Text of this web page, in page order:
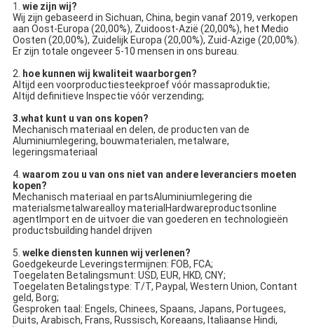
1. wie zijn wij?
Wij zijn gebaseerd in Sichuan, China, begin vanaf 2019, verkopen
aan Oost-Europa (20,00%), Zuidoost-Azië (20,00%), het Medio
Oosten (20,00%), Zuidelijk Europa (20,00%), Zuid-Azige (20,00%).
Er zijn totale ongeveer 5-10 mensen in ons bureau.
2. hoe kunnen wij kwaliteit waarborgen?
Altijd een voorproductiesteekproef vóór massaproduktie;
Altijd definitieve Inspectie vóór verzending;
3.what kunt u van ons kopen?
Mechanisch materiaal en delen, de producten van de
Aluminiumlegering, bouwmaterialen, metalware,
legeringsmateriaal
4. waarom zou u van ons niet van andere leveranciers moeten
kopen?
Mechanisch materiaal en partsAluminiumlegering die
materialsmetalwarealloy materialHardwareproductsonline
agentImport en de uitvoer die van goederen en technologieën
productsbuilding handel drijven
5. welke diensten kunnen wij verlenen?
Goedgekeurde Leveringstermijnen: FOB, FCA;
Toegelaten Betalingsmunt: USD, EUR, HKD, CNY;
Toegelaten Betalingstype: T/T, Paypal, Western Union, Contant
geld, Borg;
Gesproken taal: Engels, Chinees, Spaans, Japans, Portugees,
Duits, Arabisch, Frans, Russisch, Koreaans, Italiaanse Hindi,